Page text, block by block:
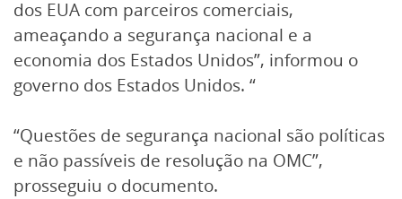
dos EUA com parceiros comerciais,
ameaçando a segurança nacional e a
economia dos Estados Unidos”, informou o
governo dos Estados Unidos. “
“Questões de segurança nacional são políticas
e não passíveis de resolução na OMC”,
prosseguiu o documento.